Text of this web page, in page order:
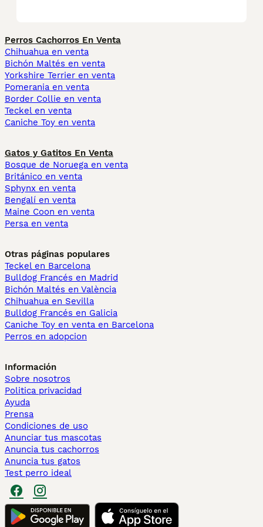
Perros Cachorros En Venta
Chihuahua en venta
Bichón Maltés en venta
Yorkshire Terrier en venta
Pomerania en venta
Border Collie en venta
Teckel en venta
Caniche Toy en venta
Gatos y Gatitos En Venta
Bosque de Noruega en venta
Británico en venta
Sphynx en venta
Bengalí en venta
Maine Coon en venta
Persa en venta
Otras páginas populares
Teckel en Barcelona
Bulldog Francés en Madrid
Bichón Maltés en València
Chihuahua en Sevilla
Bulldog Francés en Galicia
Caniche Toy en venta en Barcelona
Perros en adopcion
Información
Sobre nosotros
Politica privacidad
Ayuda
Prensa
Condiciones de uso
Anunciar tus mascotas
Anuncia tus cachorros
Anuncia tus gatos
Test perro ideal